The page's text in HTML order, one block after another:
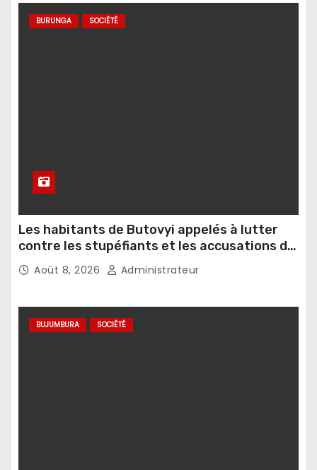
BURUNGA SOCIÉTÉ
Les habitants de Butovyi appelés à lutter
contre les stupéfiants et les accusations de
sorcellerie
Août 8, 2026 Administrateur
BUJUMBURA SOCIÉTÉ